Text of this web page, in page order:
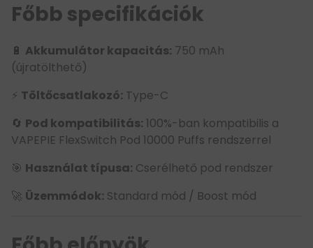
Főbb specifikációk
🔋 Akkumulátor kapacitás: 750 mAh
(újratölthető)
⚡ Töltőcsatlakozó: Type-C
🔄 Pod kompatibilitás: 100%-ban kompatibilis a
VAPEPIE FlexSwitch Pod 10000 Puffs rendszerrel
🎯 Használat típusa: Cserélhető pod rendszer
🚀 Üzemmódok: Standard mód / Boost mód